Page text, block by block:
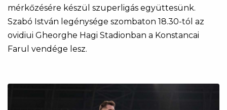
mérkőzésére készül szuperligás együttesünk.
Szabó István legénysége szombaton 18.30-tól az
ovidiui Gheorghe Hagi Stadionban a Konstancai
Farul vendége lesz.